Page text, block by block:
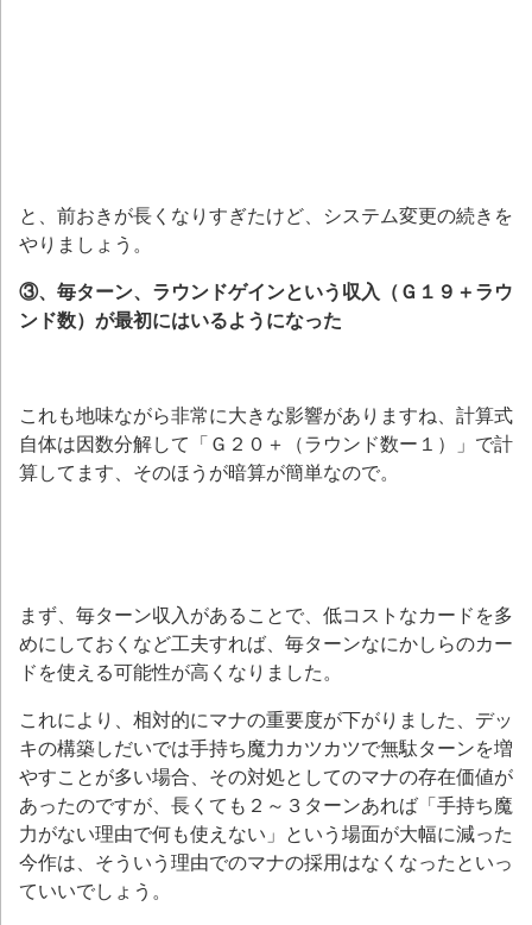
と、前おきが長くなりすぎたけど、システム変更の続きを
やりましょう。
③、毎ターン、ラウンドゲインという収入（Ｇ１９＋ラウ
ンド数）が最初にはいるようになった
これも地味ながら非常に大きな影響がありますね、計算式
自体は因数分解して「Ｇ２０＋（ラウンド数ー１）」で計
算してます、そのほうが暗算が簡単なので。
まず、毎ターン収入があることで、低コストなカードを多
めにしておくなど工夫すれば、毎ターンなにかしらのカー
ドを使える可能性が高くなりました。
これにより、相対的にマナの重要度が下がりました、デッ
キの構築しだいでは手持ち魔力カツカツで無駄ターンを増
やすことが多い場合、その対処としてのマナの存在価値が
あったのですが、長くても２～３ターンあれば「手持ち魔
力がない理由で何も使えない」という場面が大幅に減った
今作は、そういう理由でのマナの採用はなくなったといっ
ていいでしょう。